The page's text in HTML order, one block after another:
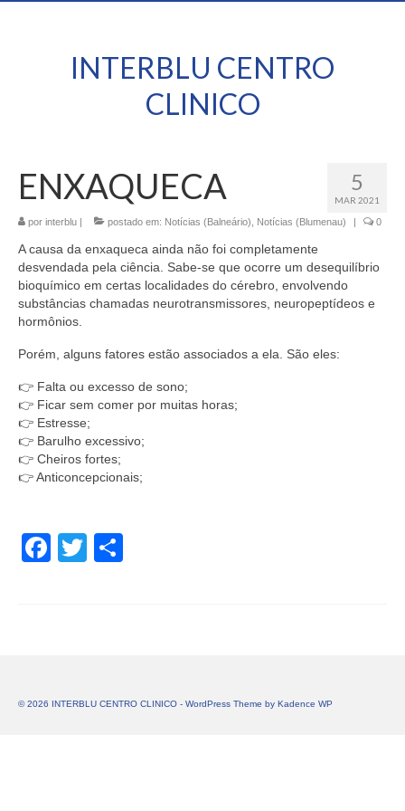
INTERBLU CENTRO
CLINICO
5
MAR 2021
ENXAQUECA
por interblu | postado em: Notícias (Balneário) Notícias (Blumenau) | 0
A causa da enxaqueca ainda não foi completamente
desvendada pela ciência. Sabe-se que ocorre um desequilíbrio
bioquímico em certas localidades do cérebro, envolvendo
substâncias chamadas neurotransmissores, neuropeptídeos e
hormônios.
Porém, alguns fatores estão associados a ela. São eles:
👉 Falta ou excesso de sono;
👉 Ficar sem comer por muitas horas;
👉 Estresse;
👉 Barulho excessivo;
👉 Cheiros fortes;
👉 Anticoncepcionais;
Facebook
Twitter
© 2026 INTERBLU CENTRO CLINICO - WordPress Theme by Kadence WP